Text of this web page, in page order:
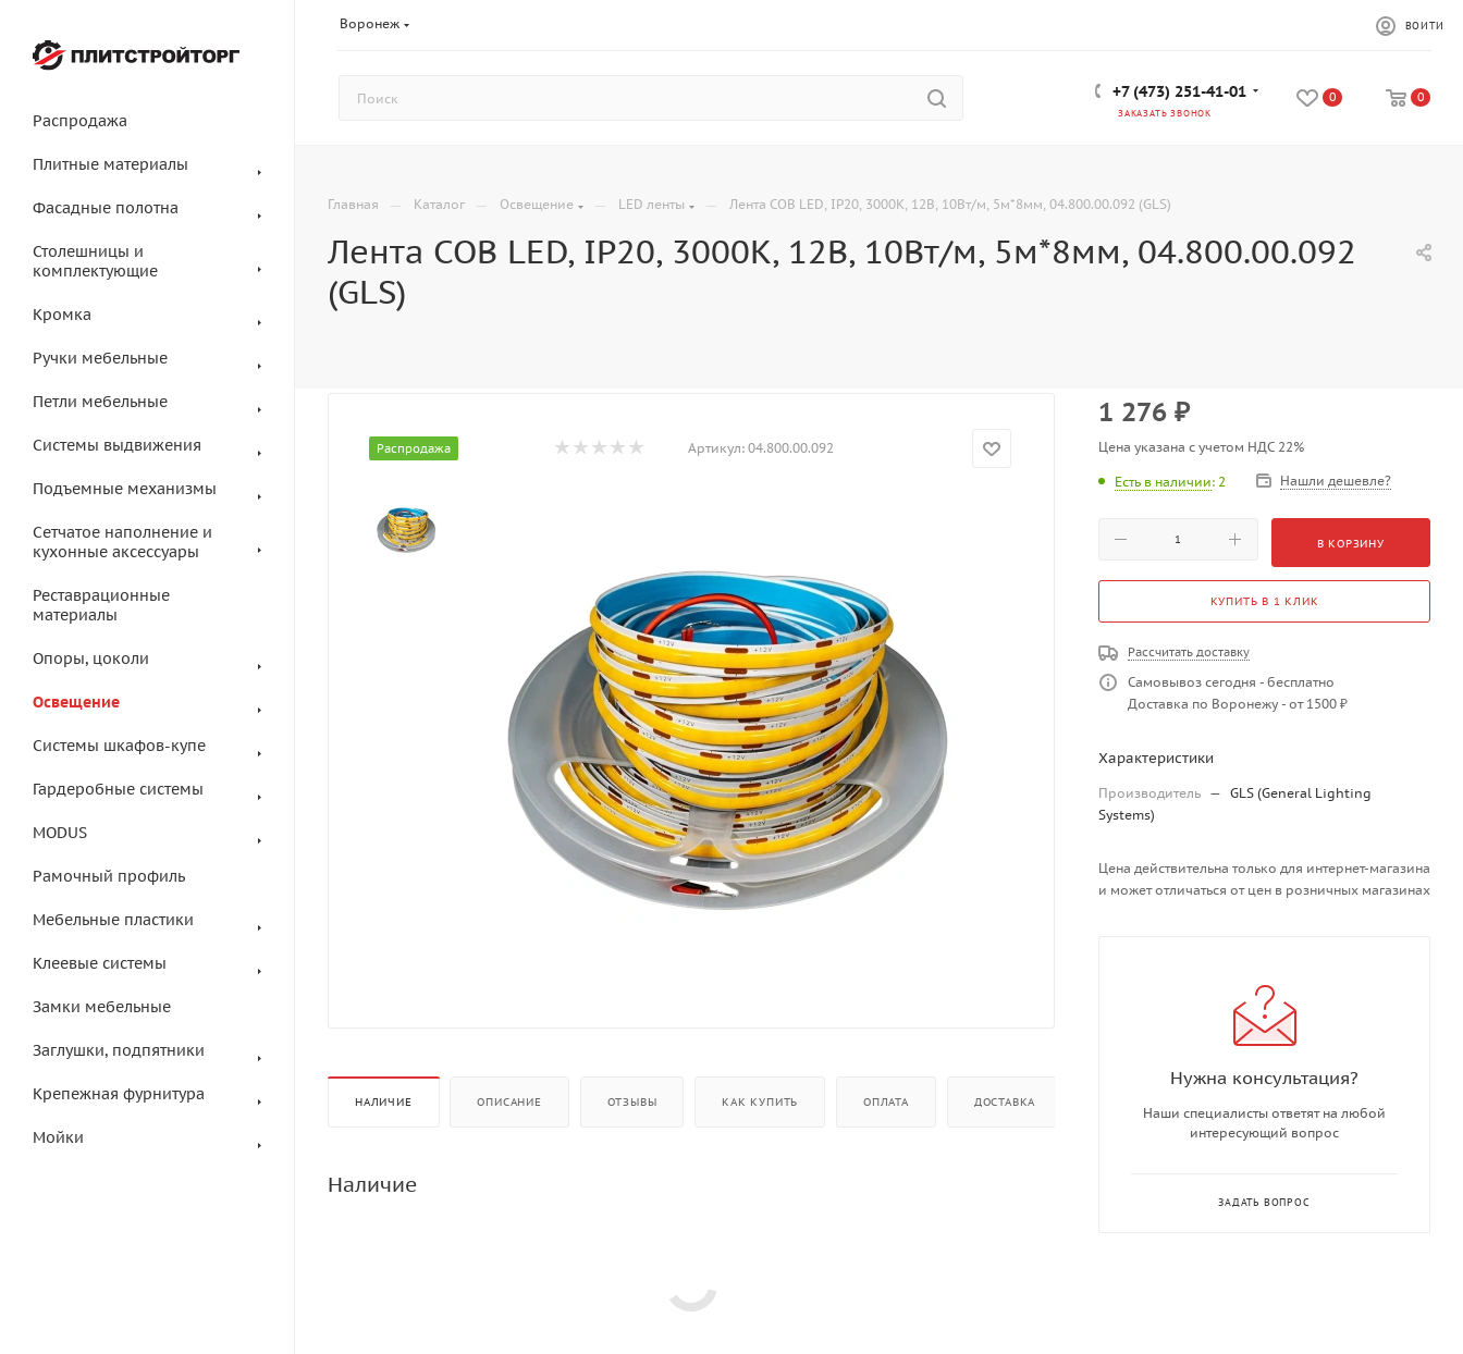
Воронеж ВОЙТИ
+7 (473) 251-41-01
ЗАКАЗАТЬ ЗВОНОК
0 0
Распродажа
Плитные материалы
Фасадные полотна
Столешницы и
комплектующие
Кромка
Ручки мебельные
Петли мебельные
Системы выдвижения
Подъемные механизмы
Сетчатое наполнение и
кухонные аксессуары
Реставрационные
материалы
Опоры, цоколи
Освещение
Системы шкафов-купе
Гардеробные системы
MODUS
Рамочный профиль
Мебельные пластики
Клеевые системы
Замки мебельные
Заглушки, подпятники
Крепежная фурнитура
Мойки
Главная — Каталог — Освещение — LED ленты — Лента COB LED, IP20, 3000K, 12В, 10Вт/м, 5м*8мм, 04.800.00.092 (GLS)
Лента COB LED, IP20, 3000K, 12В, 10Вт/м, 5м*8мм, 04.800.00.092
(GLS)
Распродажа Артикул: 04.800.00.092
НАЛИЧИЕ ОПИСАНИЕ ОТЗЫВЫ КАК КУПИТЬ ОПЛАТА ДОСТАВКА
Наличие
1 276 ₽
Цена указана с учетом НДС 22%
Есть в наличии: 2 Нашли дешевле?
В КОРЗИНУ
КУПИТЬ В 1 КЛИК
Рассчитать доставку
Самовывоз сегодня - бесплатно
Доставка по Воронежу - от 1500 ₽
Характеристики
Производитель — GLS (General Lighting
Systems)
Цена действительна только для интернет-магазина
и может отличаться от цен в розничных магазинах
Нужна консультация?
Наши специалисты ответят на любой
интересующий вопрос
ЗАДАТЬ ВОПРОС